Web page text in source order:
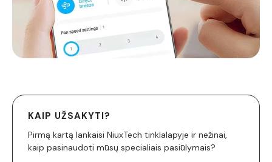
KAIP UŽSAKYTI?
Pirmą kartą lankaisi NiuxTech tinklalapyje ir nežinai,
kaip pasinaudoti mūsų specialiais pasiūlymais?